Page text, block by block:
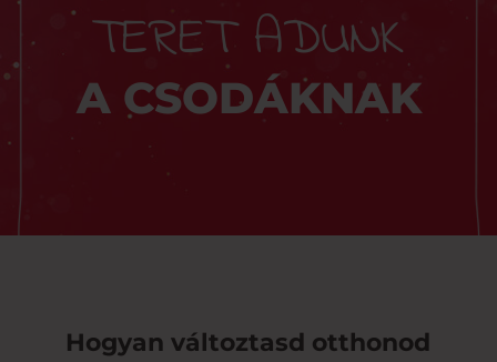
TERET ADUNK
A CSODÁKNAK
Hogyan változtasd otthonod